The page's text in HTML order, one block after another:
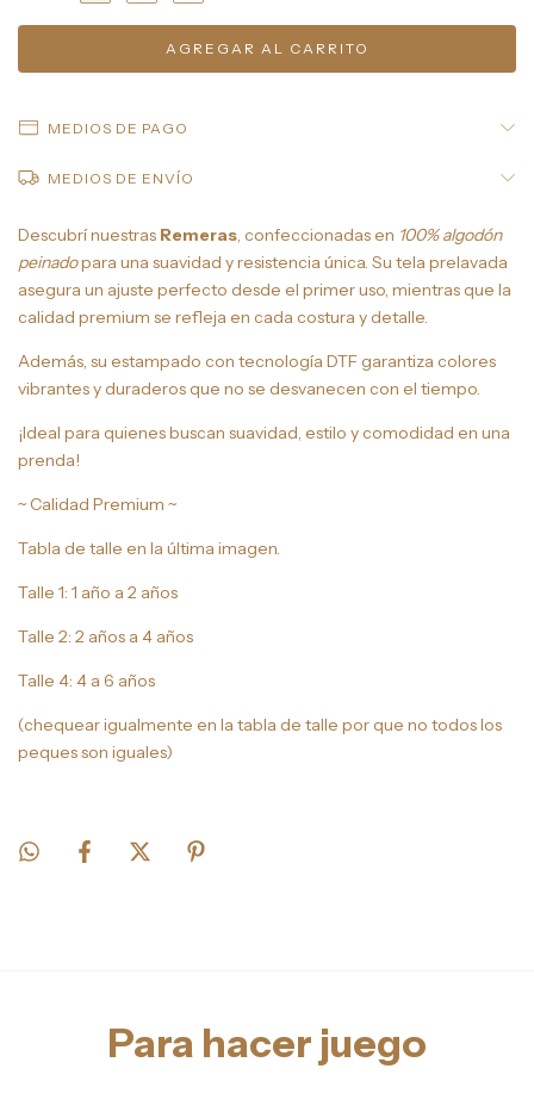
MEDIOS DE PAGO
MEDIOS DE ENVÍO
Descubrí nuestras Remeras, confeccionadas en 100% algodón
peinadopara una suavidad y resistencia única. Su tela prelavada
asegura un ajuste perfecto desde el primer uso, mientras que la
calidad premium se refleja en cada costura y detalle.
Además, su estampado con tecnología DTF garantiza colores
vibrantes y duraderos que no se desvanecen con el tiempo.
¡Ideal para quienes buscan suavidad, estilo y comodidad en una
prenda!
~ Calidad Premium ~
Tabla de talle en la última imagen.
Talle 1: 1 año a 2 años
Talle 2: 2 años a 4 años
Talle 4: 4 a 6 años
(chequear igualmente en la tabla de talle por que no todos los
peques son iguales)
Para hacer juego